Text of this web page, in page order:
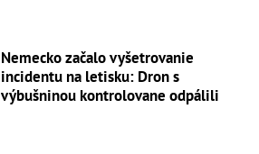
Nemecko začalo vyšetrovanie
incidentu na letisku: Dron s
výbušninou kontrolovane odpálili